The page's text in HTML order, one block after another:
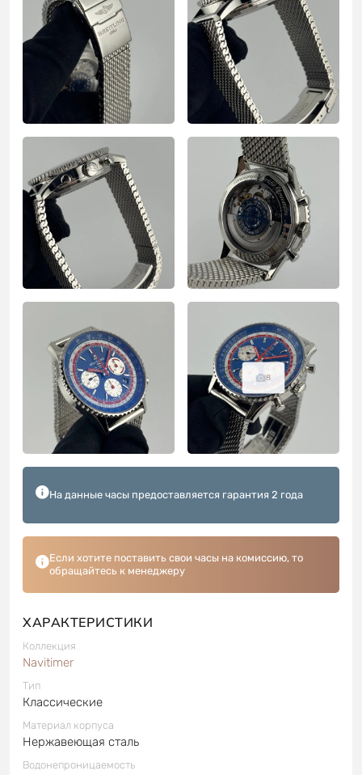
8
На данные часы предоставляется гарантия 2 года
Если хотите поставить свои часы на комиссию, то
обращайтесь к менеджеру
ХАРАКТЕРИСТИКИ
Коллекция
Navitimer
Тип
Классические
Материал корпуса
Нержавеющая сталь
Водонепроницаемость